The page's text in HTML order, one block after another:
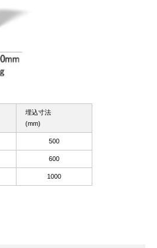
埋込寸法
(mm)
500
600
1000